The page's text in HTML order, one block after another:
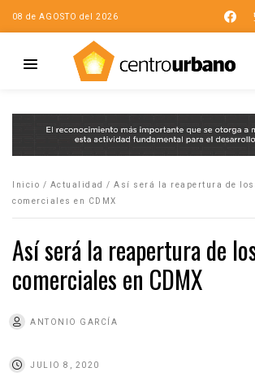
08 de AGOSTO del 2026
Inicio / Actualidad / Así será la reapertura de los
comerciales en CDMX
Así será la reapertura de
comerciales en CDMX
ANTONIO GARCÍA
JULIO 8, 2020